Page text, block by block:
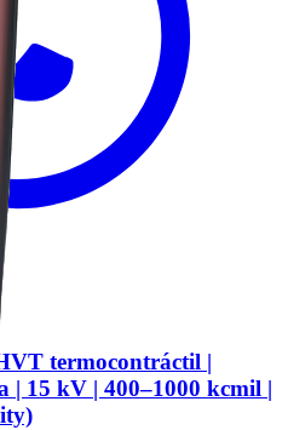
termocontráctil |
| 15 kV | 400–1000 kcmil |